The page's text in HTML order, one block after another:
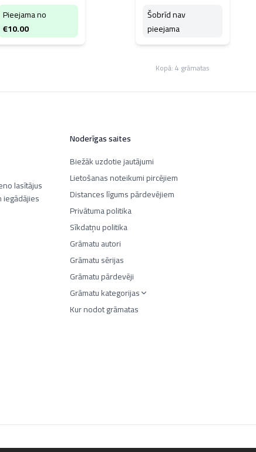
Pieejama no
€10.00
Šobrīd nav
pieejama
Kopā:4 grāmatas
lasītājus
iegādājies
Noderīgas saites
Biežāk uzdotie jautājumi
Lietošanas noteikumi pircējiem
Distances līgums pārdevējiem
Privātuma politika
Sīkdatņu politika
Grāmatu autori
Grāmatu sērijas
Grāmatu pārdevēji
Grāmatu kategorijas
Kur nodot grāmatas